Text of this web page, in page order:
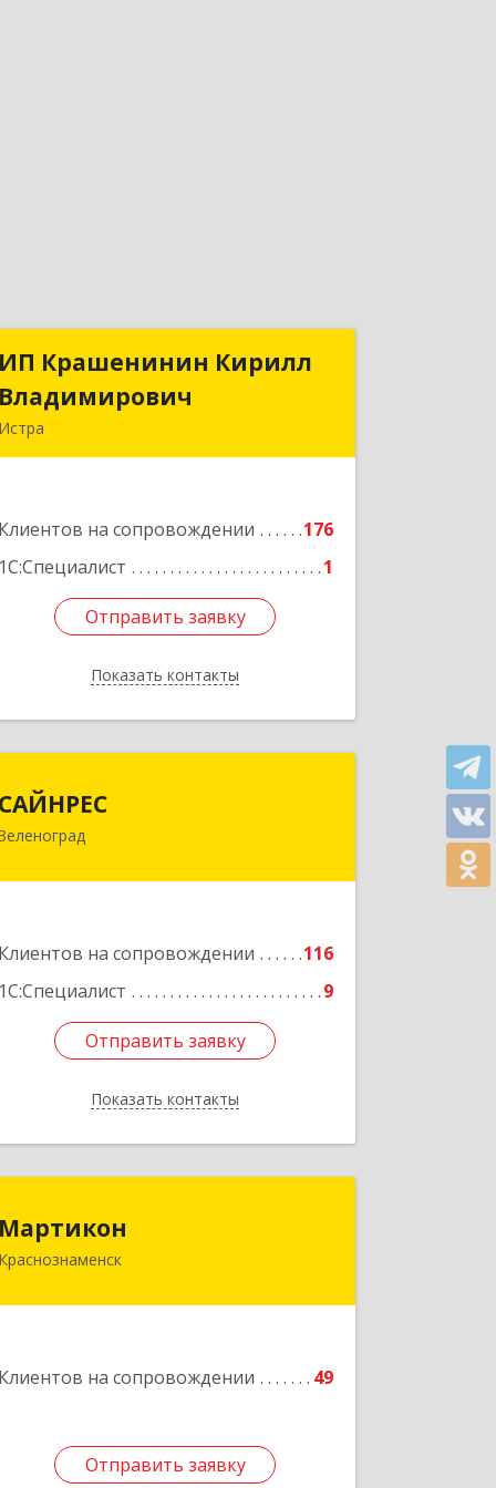
ИП Крашенинин Кирилл
Владимирович
Истра
Клиентов на сопровождении
176
1С:Специалист
1
Отправить заявку
Показать контакты
ИП Крашенинин Кирилл
Владимирович
Подробнее
Отправить заявку
Назад
САЙНРЕС
Клиентов на сопровождении
116
1С:Специалист
9
Отправить заявку
Показать контакты
124365, Москва г, Зеленоград г,
Отправить заявку
Назад
Мартикон
Краснознаменск
Клиентов на сопровождении 49
Отправить заявку
143090, Московская обл,
Подробнее
Отправить заявку